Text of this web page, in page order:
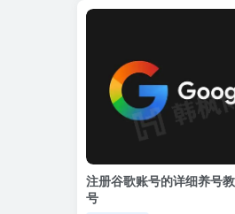
注册谷歌账号的详细养号
号